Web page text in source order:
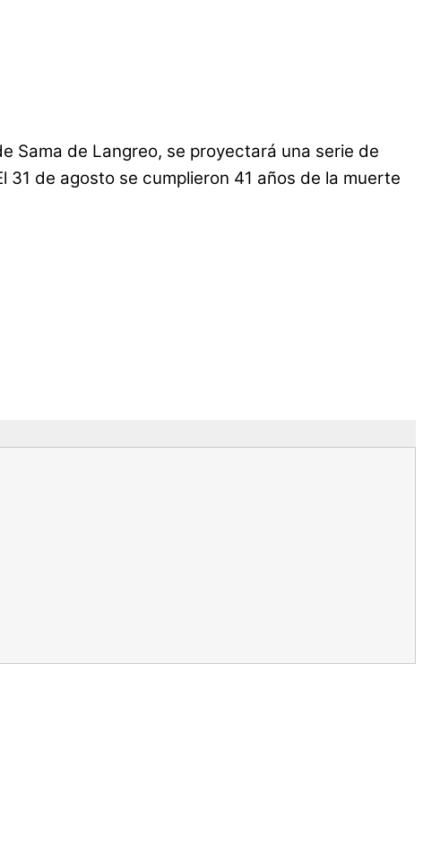
Sama de Langreo, se proyectará una serie de
de agosto se cumplieron 41 años de la muerte